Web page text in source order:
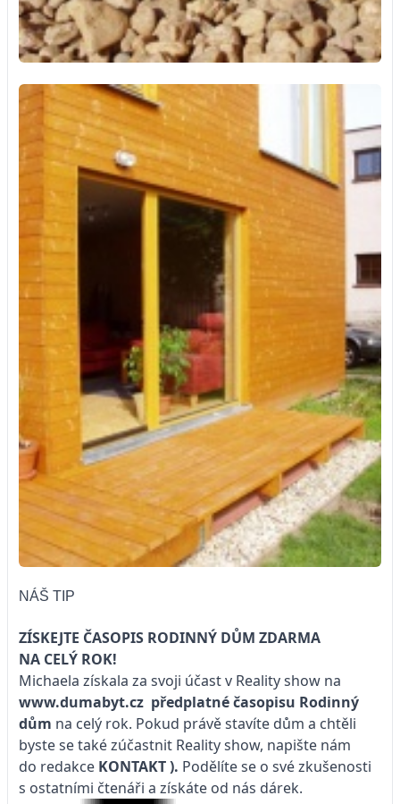
NÁŠ TIP
ZÍSKEJTE ČASOPIS RODINNÝ DŮM ZDARMA
NA CELÝ ROK!
Michaela získala za svoji účast v Reality show na
www.dumabyt.cz předplatné časopisu Rodinný
dům na celý rok. Pokud právě stavíte dům a chtěli
byste se také zúčastnit Reality show, napište nám
do redakce KONTAKT). Podělíte se o své zkušenosti
s ostatními čtenáři a získáte od nás dárek.